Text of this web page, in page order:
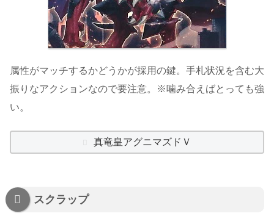
属性がマッチするかどうかが採用の鍵。手札状況を含む大
振りなアクションなので要注意。※噛み合えばとっても強
い。
真竜皇アグニマズドＶ
スクラップ